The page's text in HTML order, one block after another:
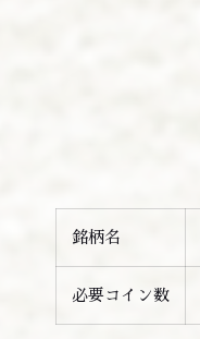
銘柄名
必要コイン数